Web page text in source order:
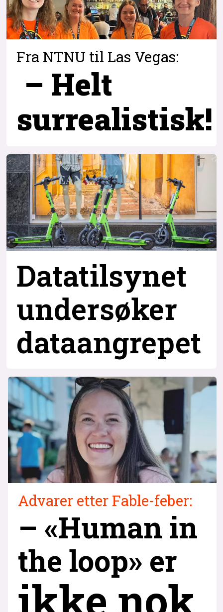
Fra NTNU til Las Vegas:
– Helt
surrealistisk!
Datatilsynet
undersøker
dataangrepet
Advarer etter Fable-feber:
– «Human in
the loop» er
ikke nok